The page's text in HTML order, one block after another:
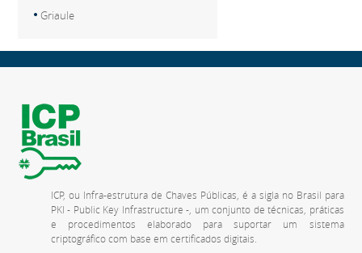
Griaule
ICP, ou Infra-estrutura de Chaves Públicas, é a sigla no Brasil para
PKI - Public Key Infrastructure -, um conjunto de técnicas, práticas
e procedimentos elaborado para suportar um sistema
criptográfico com base em certificados digitais.